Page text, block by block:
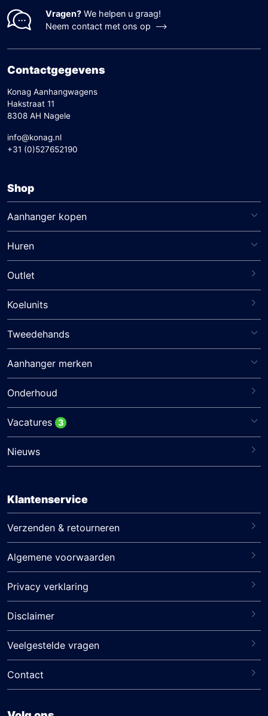
Vragen? We helpen u graag!
Neem contact met ons op
Contactgegevens
Konag Aanhangwagens
Hakstraat 11
8308 AH Nagele
info@konag.nl
+31 (0)527652190
Shop
Aanhanger kopen
Huren
Outlet
Koelunits
Tweedehands
Aanhanger merken
Onderhoud
Vacatures 3
Nieuws
Klantenservice
Verzenden & retourneren
Algemene voorwaarden
Privacy verklaring
Disclaimer
Veelgestelde vragen
Contact